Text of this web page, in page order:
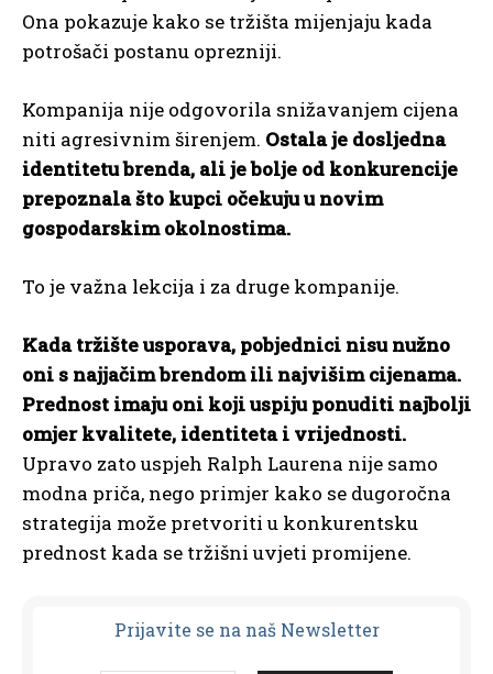
Ona pokazuje kako se tržišta mijenjaju kada
potrošači postanu oprezniji.
Kompanija nije odgovorila snižavanjem cijena
niti agresivnim širenjem. Ostala je dosljedna
identitetu brenda, ali je bolje od konkurencije
prepoznala što kupci očekuju u novim
gospodarskim okolnostima.
To je važna lekcija i za druge kompanije.
Kada tržište usporava, pobjednici nisu nužno
oni s najjačim brendom ili najvišim cijenama.
Prednost imaju oni koji uspiju ponuditi najbolji
omjer kvalitete, identiteta i vrijednosti.
Upravo zato uspjeh Ralph Laurena nije samo
modna priča, nego primjer kako se dugoročna
strategija može pretvoriti u konkurentsku
prednost kada se tržišni uvjeti promijene.
Prijavite se na naš Newsletter